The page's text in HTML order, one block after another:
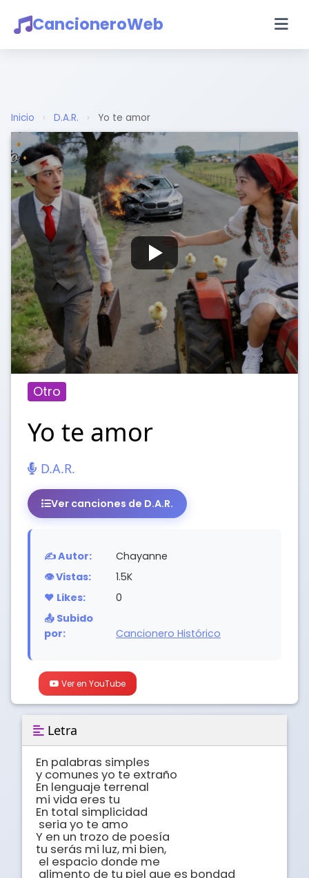
CancioneroWeb
Inicio › D.A.R. › Yo te amor
Otro
Yo te amor
D.A.R.
Ver canciones de D.A.R.
✍️ Autor:
Chayanne
👁️ Vistas:
1.5K
❤️ Likes:
0
📤 Subido
por:
Cancionero Histórico
Ver en YouTube
Letra
En palabras simples
y comunes yo te extraño
En lenguaje terrenal
mi vida eres tu
En total simplicidad
Y en un trozo de poesía
tu serás mi luz, mi bien,